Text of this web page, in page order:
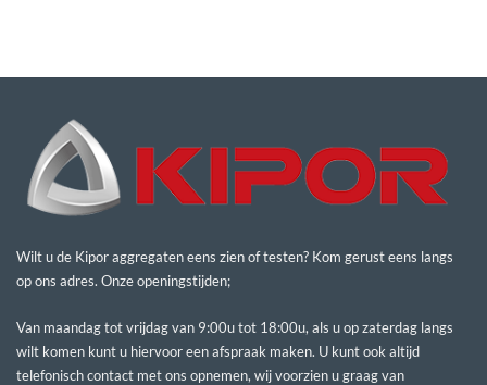
Wilt u de Kipor aggregaten eens zien of testen? Kom gerust eens langs
op ons adres. Onze openingstijden;
Van maandag tot vrijdag van 9:00u tot 18:00u, als u op zaterdag langs
wilt komen kunt u hiervoor een afspraak maken. U kunt ook altijd
telefonisch contact met ons opnemen, wij voorzien u graag van